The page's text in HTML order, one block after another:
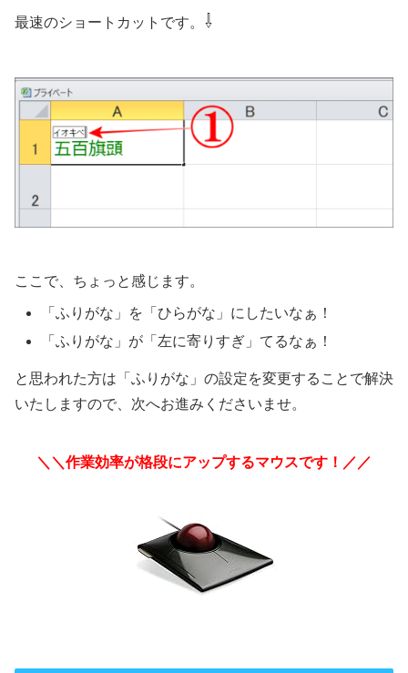
最速のショートカットです。 ⇩
ここで、ちょっと感じます。
「ふりがな」を「ひらがな」にしたいなぁ！
「ふりがな」が「左に寄りすぎ」てるなぁ！
と思われた方は「ふりがな」の設定を変更することで解決
いたしますので、次へお進みくださいませ。
＼＼作業効率が格段にアップするマウスです！／／